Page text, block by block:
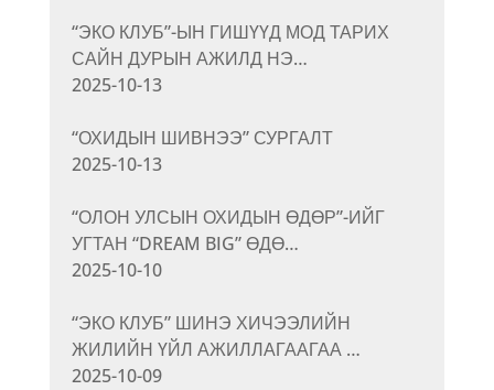
“ЭКО КЛУБ”-ЫН ГИШҮҮД МОД ТАРИХ
САЙН ДУРЫН АЖИЛД НЭ…
2025-10-13
“ОХИДЫН ШИВНЭЭ” СУРГАЛТ
2025-10-13
“ОЛОН УЛСЫН ОХИДЫН ӨДӨР”-ИЙГ
УГТАН “DREAM BIG” ӨДӨ…
2025-10-10
“ЭКО КЛУБ” ШИНЭ ХИЧЭЭЛИЙН
ЖИЛИЙН ҮЙЛ АЖИЛЛАГААГАА …
2025-10-09